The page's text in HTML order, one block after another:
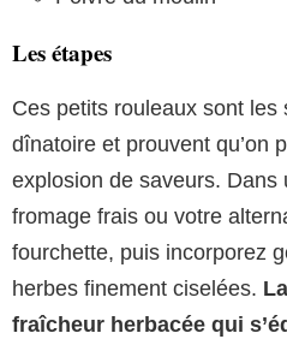
Les étapes
Ces petits rouleaux sont les
dînatoire et prouvent qu’on
explosion de saveurs. Dans
fromage frais ou votre
fourchette, puis incorporez
herbes finement ciselées.
fraîcheur herbacée qui